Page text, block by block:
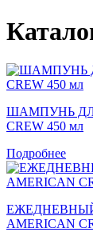
ШАМПУНЬ
CREW 450 мл
Подробнее
AMERICAN